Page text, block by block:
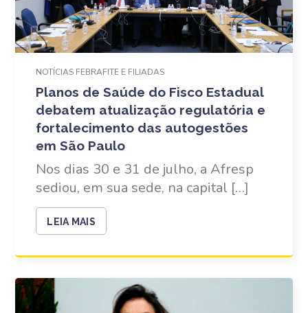
NOTÍCIAS FEBRAFITE E FILIADAS
Planos de Saúde do Fisco Estadual
debatem atualização regulatória e
fortalecimento das autogestões
em São Paulo
Nos dias 30 e 31 de julho, a Afresp
sediou, em sua sede, na capital […]
LEIA MAIS